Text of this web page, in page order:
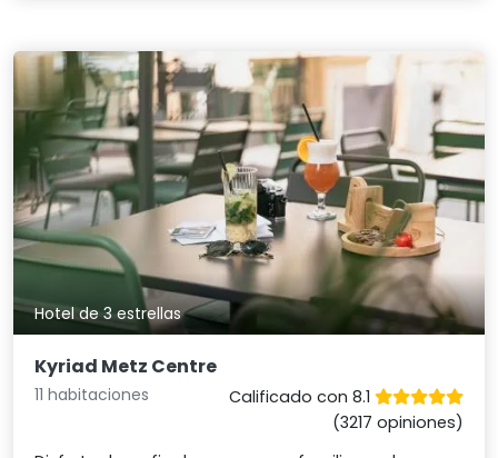
Hotel de 3 estrellas
Kyriad Metz Centre
11 habitaciones
Calificado con 8.1
(3217 opiniones)